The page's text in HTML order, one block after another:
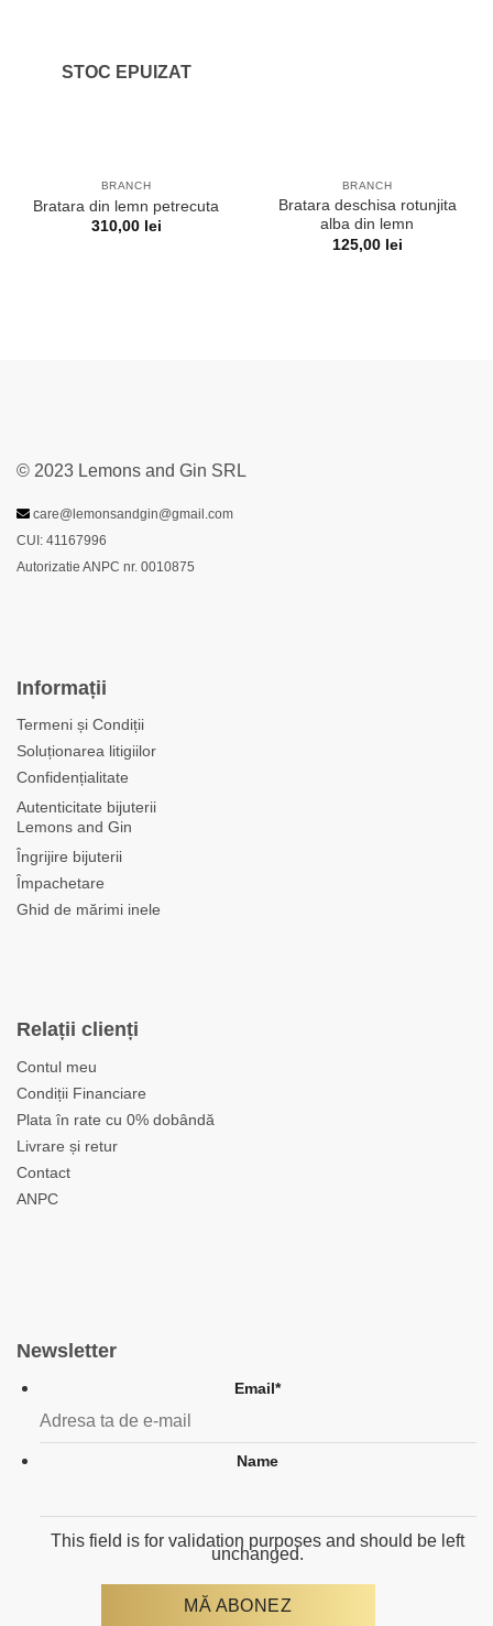
STOC EPUIZAT
BRANCH
Bratara din lemn petrecuta
310,00 lei
BRANCH
Bratara deschisa rotunjita
alba din lemn
125,00 lei
© 2023 Lemons and Gin SRL
care@lemonsandgin@gmail.com
CUI: 41167996
Autorizatie ANPC nr. 0010875
Informații
Termeni și Condiții
Soluționarea litigiilor
Confidențialitate
Autenticitate bijuterii
Lemons and Gin
Îngrijire bijuterii
Împachetare
Ghid de mărimi inele
Relații clienți
Contul meu
Condiții Financiare
Plata în rate cu 0% dobândă
Livrare și retur
Contact
ANPC
Newsletter
Email*
Name
This field is for validation purposes and should be left
unchanged.